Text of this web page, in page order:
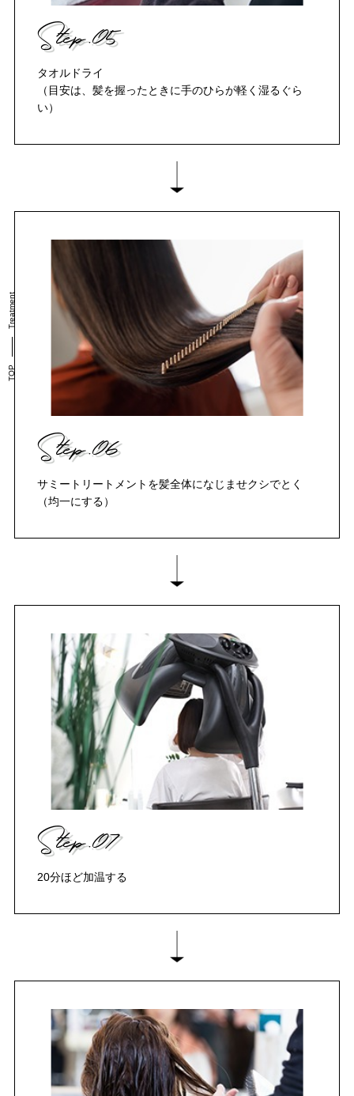
TOP
Treatment
Step.05
タオルドライ
（目安は、髪を握ったときに手のひらが軽く湿るぐら
い）
Step.06
サミートリートメントを髪全体になじませクシでとく
（均一にする）
Step.07
20分ほど加温する